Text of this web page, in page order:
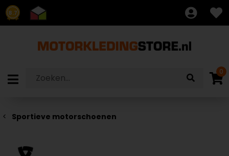
8.7
0
Sportieve motorschoenen